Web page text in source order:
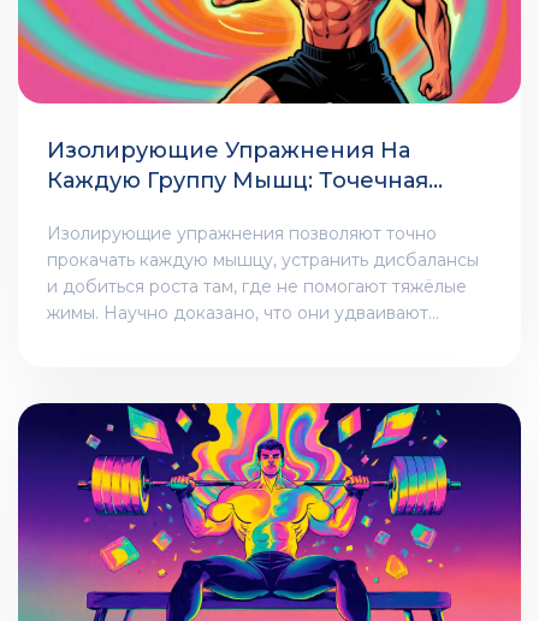
Изолирующие Упражнения На
Каждую Группу Мышц: Точечная
Изолирующие упражнения позволяют точно
прокачать каждую мышцу, устранить дисбалансы
и добиться роста там, где не помогают тяжёлые
жимы. Научно доказано, что они удваивают